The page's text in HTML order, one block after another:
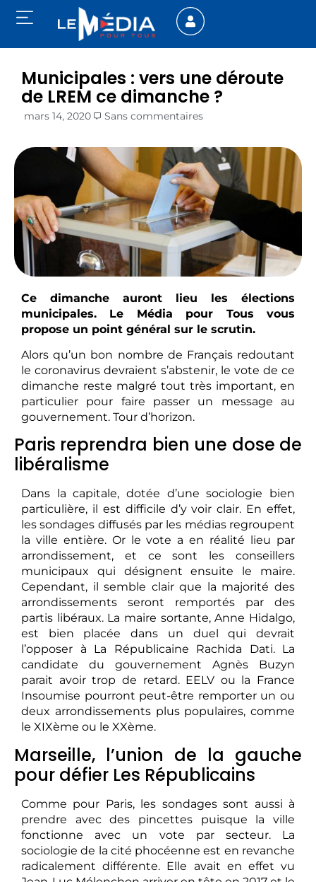
Municipales : vers une déroute
de LREM ce dimanche ?
mars 14, 2020 Sans commentaires
Ce dimanche auront lieu les élections
municipales. Le Média pour Tous vous
propose un point général sur le scrutin.
Alors qu’un bon nombre de Français redoutant
le coronavirus devraient s’abstenir, le vote de ce
dimanche reste malgré tout très important, en
particulier pour faire passer un message au
gouvernement. Tour d’horizon.
Paris reprendra bien une dose de
libéralisme
Dans la capitale, dotée d’une sociologie bien
particulière, il est difficile d’y voir clair. En effet,
les sondages diffusés par les médias regroupent
la ville entière. Or le vote a en réalité lieu par
arrondissement, et ce sont les conseillers
municipaux qui désignent ensuite le maire.
Cependant, il semble clair que la majorité des
arrondissements seront remportés par des
partis libéraux. La maire sortante, Anne Hidalgo,
est bien placée dans un duel qui devrait
l’opposer à La Républicaine Rachida Dati. La
candidate du gouvernement Agnès Buzyn
parait avoir trop de retard. EELV ou la France
Insoumise pourront peut-être remporter un ou
deux arrondissements plus populaires, comme
le XIXème ou le XXème.
Marseille, l’union de la gauche
pour défier Les Républicains
Comme pour Paris, les sondages sont aussi à
prendre avec des pincettes puisque la ville
fonctionne avec un vote par secteur. La
sociologie de la cité phocéenne est en revanche
radicalement différente. Elle avait en effet vu